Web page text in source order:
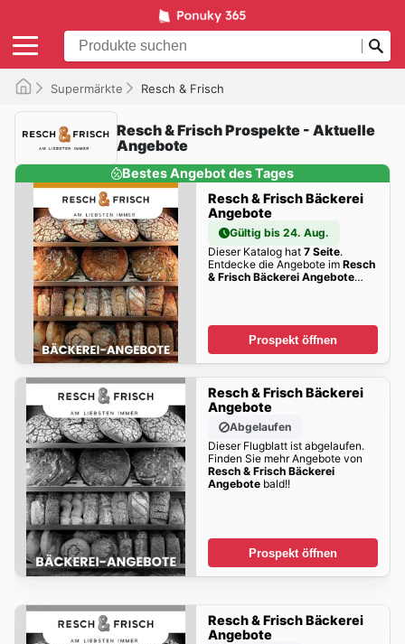
Supermärkte Resch & Frisch
Resch & Frisch Prospekte - Aktuelle
Angebote
Bestes Angebot des Tages
Resch & Frisch Bäckerei
Angebote
Gültig bis 24. Aug.
Dieser Katalog hat 7 Seite.
Entdecke die Angebote im Resch
& Frisch Bäckerei Angebote
Prospekt öffnen
Resch & Frisch Bäckerei
Angebote
Abgelaufen
Dieser Flugblatt ist abgelaufen.
Finden Sie mehr Angebote von
Resch & Frisch Bäckerei
Angebotebald!!
Prospekt öffnen
Resch & Frisch Bäckerei
Angebote